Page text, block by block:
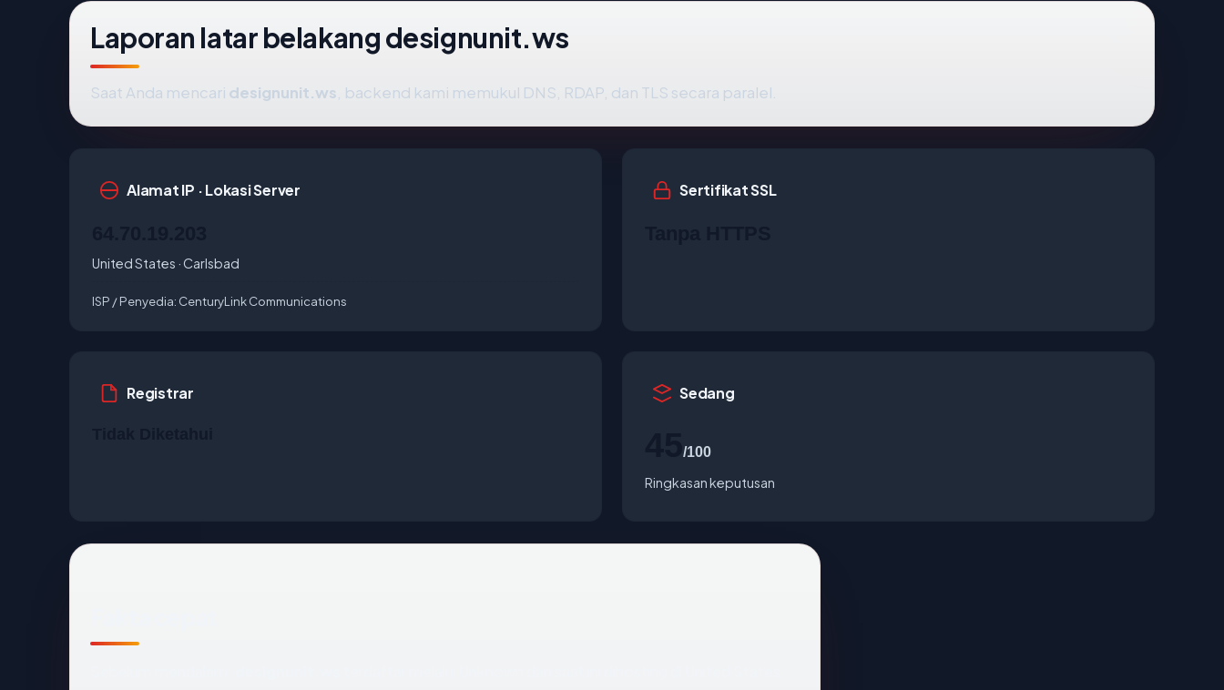
Laporan latar belakang designunit.ws
Saat Anda mencari designunit.ws , backend kami memukul DNS, RDAP, dan TLS secara paralel.
Alamat IP · Lokasi Server
United States · Carlsbad
ISP / Penyedia: CenturyLink Communications
Sertifikat SSL
Registrar Sedang
/100
Ringkasan keputusan